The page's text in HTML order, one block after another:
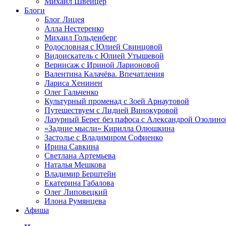
Блоги
Блог Лицея
Алла Нестеренко
Михаил Гольденберг
Родословная с Юлией Свинцовой
Видоискатель с Юлией Утышевой
Вернисаж с Ириной Ларионовой
Валентина Калачёва. Впечатления
Лариса Хенинен
Олег Гальченко
Культурный променад с Зоей Арнаутовой
Путешествуем с Лидией Винокуровой
Лазурный Берег без пафоса с Александрой
«Задние мысли» Кирилла Олюшкина
Застолье с Владимиром Софиенко
Ирина Савкина
Светлана Артемьева
Наталья Мешкова
Владимир Берштейн
Екатерина Габалова
Олег Липовецкий
Илона Румянцева
Афиша